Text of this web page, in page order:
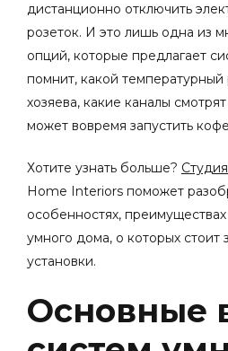
дистанционно отключить
розеток. И это лишь одна из
опций, которые предлагает
помнит, какой
хозяева, какие каналы
может вовремя запустить
Хотите узнать больше?
Home Interiors поможет
особенностях,
умного дома, о которых стоит
установки.
Основные